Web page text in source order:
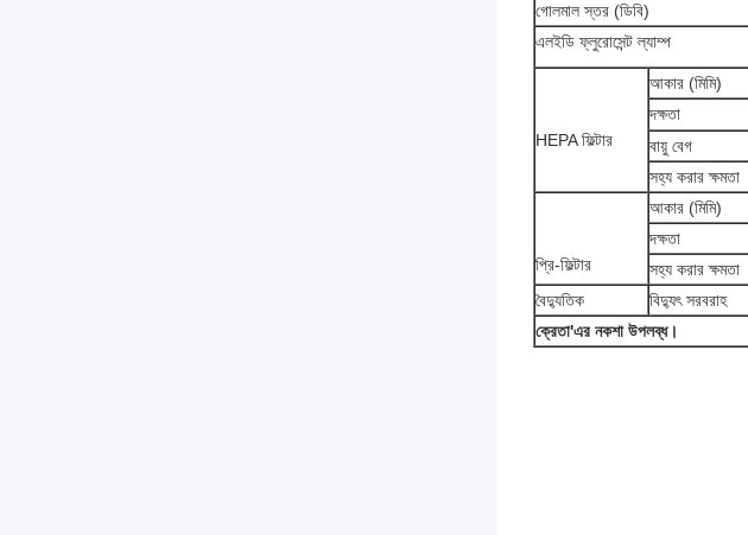
গোলমাল স্তর (ডিবি)
এলইডি ফ্লুরোসেন্ট ল্যাম্প
HEPA ফিল্টার
আকার (মিমি)
দক্ষতা
বায়ু বেগ
সহ্য করার ক্ষমতা
প্রি-ফিল্টার
আকার (মিমি)
দক্ষতা
সহ্য করার ক্ষমতা
বৈদ্যুতিক
বিদ্যুৎ সরবরাহ
ক্রেতা'এর নকশা উপলব্ধ।